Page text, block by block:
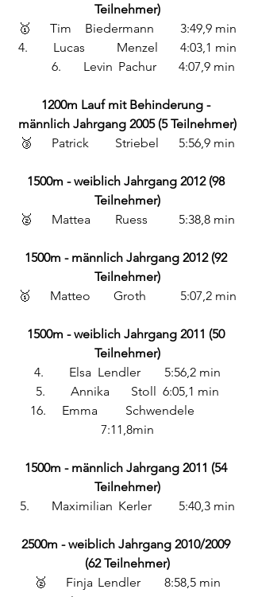
Teilnehmer)
🥇 	Tim	 Biedermann	 3:49,9 min
4.	 Lucas	 Menzel	 4:03,1 min
	6.	Levin	 Pachur	4:07,9 min
1200m Lauf mit Behinderung -
männlich Jahrgang 2005 (5 Teilnehmer)
🥉
	Patrick 	Striebel 	5:56,9 min
1500m - weiblich Jahrgang 2012 (98
Teilnehmer)
🥈 	Mattea 	Ruess 	5:38,8 min
1500m - männlich Jahrgang 2012 (92
Teilnehmer)
🥇 	Matteo 	Groth	 5:07,2 min
1500m - weiblich Jahrgang 2011 (50
Teilnehmer)
4.	 Elsa 	Lendler	 5:56,2 min
5.	 Annika 	Stoll 	6:05,1 min
16. 	Emma 	Schwendele
7:11,8min
1500m - männlich Jahrgang 2011 (54
Teilnehmer)
5. 	Maximilian	 Kerler 	5:40,3 min
2500m - weiblich Jahrgang 2010/2009
(62 Teilnehmer)
🥈	Finja 	Lendler	 8:58,5 min